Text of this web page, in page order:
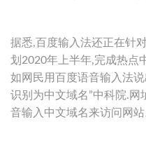
据悉,百度输入法还正在针
划2020年上半年,完成热点
如网民用百度语音输入法
识别为中文域名”中科院.网
音输入中文域名来访问网站